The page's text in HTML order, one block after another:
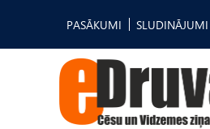
PASĀKUMI SLUDINĀJUMI